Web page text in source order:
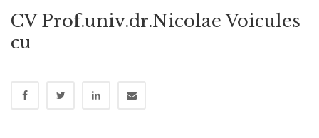
CV Prof.univ.dr.Nicolae Voicules
cu